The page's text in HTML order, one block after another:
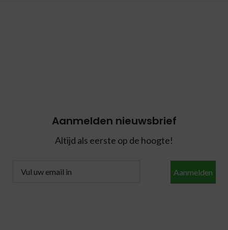
Aanmelden nieuwsbrief
Altijd als eerste op de hoogte!
Aanmelden